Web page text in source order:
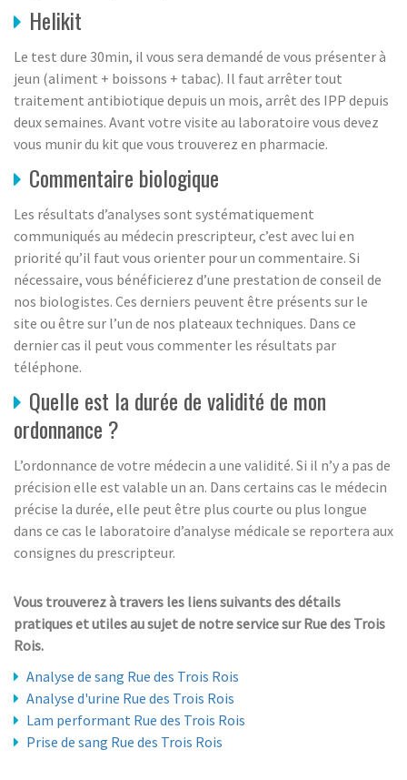
Helikit
Le test dure 30min, il vous sera demandé de vous présenter à
jeun (aliment + boissons + tabac). Il faut arrêter tout
traitement antibiotique depuis un mois, arrêt des IPP depuis
deux semaines. Avant votre visite au laboratoire vous devez
vous munir du kit que vous trouverez en pharmacie.
Commentaire biologique
Les résultats d’analyses sont systématiquement
communiqués au médecin prescripteur, c’est avec lui en
priorité qu’il faut vous orienter pour un commentaire. Si
nécessaire, vous bénéficierez d’une prestation de conseil de
nos biologistes. Ces derniers peuvent être présents sur le
site ou être sur l’un de nos plateaux techniques. Dans ce
dernier cas il peut vous commenter les résultats par
téléphone.
Quelle est la durée de validité de mon
ordonnance ?
L’ordonnance de votre médecin a une validité. Si il n’y a pas de
précision elle est valable un an. Dans certains cas le médecin
précise la durée, elle peut être plus courte ou plus longue
dans ce cas le laboratoire d’analyse médicale se reportera aux
consignes du prescripteur.
Vous trouverez à travers les liens suivants des détails
pratiques et utiles au sujet de notre service sur Rue des Trois
Rois.
Analyse de sang Rue des Trois Rois
Analyse d'urine Rue des Trois Rois
Lam performant Rue des Trois Rois
Prise de sang Rue des Trois Rois